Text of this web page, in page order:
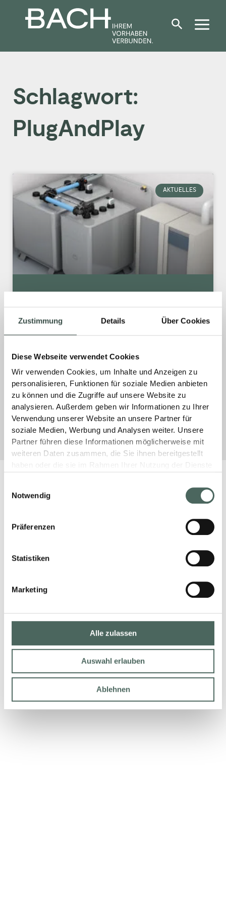
Zustimmung Details Über Cookies
Diese Webseite verwendet Cookies
Wir verwenden Cookies, um Inhalte und Anzeigen zu
personalisieren, Funktionen für soziale Medien anbieten
zu können und die Zugriffe auf unsere Website zu
analysieren. Außerdem geben wir Informationen zu Ihrer
Verwendung unserer Website an unsere Partner für
soziale Medien, Werbung und Analysen weiter. Unsere
Partner führen diese Informationen möglicherweise mit
weiteren Daten zusammen, die Sie ihnen bereitgestellt
haben oder die sie im Rahmen Ihrer Nutzung der Dienste
Notwendig
Präferenzen
Statistiken
Marketing
Alle zulassen
Auswahl erlauben
Ablehnen
Schlagwort:
PlugAndPlay
AKTUELLES
Mit unserem neuen Partner DEHOUST bieten
einfach zu montieren und flexibel einsetzbar
3. April 2025 Keine Kommentare